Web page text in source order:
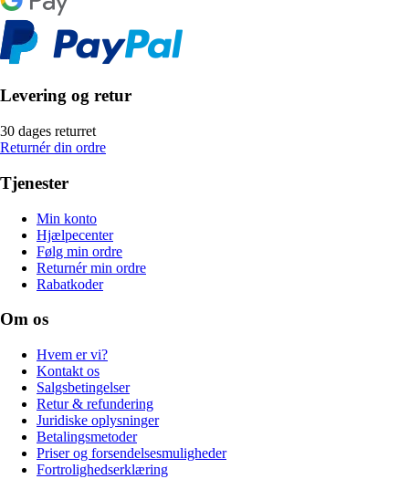
Levering og retur
30 dages returret
Returnér din ordre
Tjenester
Min konto
Hjælpecenter
Følg min ordre
Returnér min ordre
Rabatkoder
Om os
Hvem er vi?
Kontakt os
Salgsbetingelser
Retur & refundering
Juridiske oplysninger
Betalingsmetoder
Priser og forsendelsesmuligheder
Fortrolighedserklæring